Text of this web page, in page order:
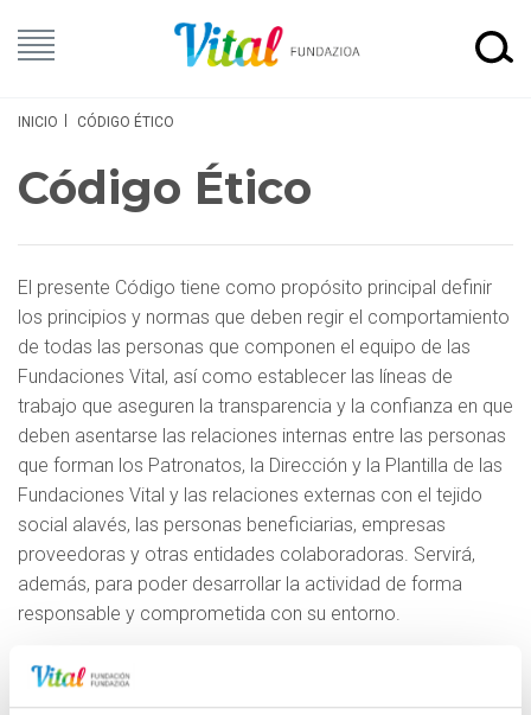
INICIO CÓDIGO ÉTICO
Código Ético
El presente Código tiene como propósito principal definir
los principios y normas que deben regir el comportamiento
de todas las personas que componen el equipo de las
Fundaciones Vital, así como establecer las líneas de
trabajo que aseguren la transparencia y la confianza en que
deben asentarse las relaciones internas entre las personas
que forman los Patronatos, la Dirección y la Plantilla de las
Fundaciones Vital y las relaciones externas con el tejido
social alavés, las personas beneficiarias, empresas
proveedoras y otras entidades colaboradoras. Servirá,
además, para poder desarrollar la actividad de forma
responsable y comprometida con su entorno.
Descargar Código Ético